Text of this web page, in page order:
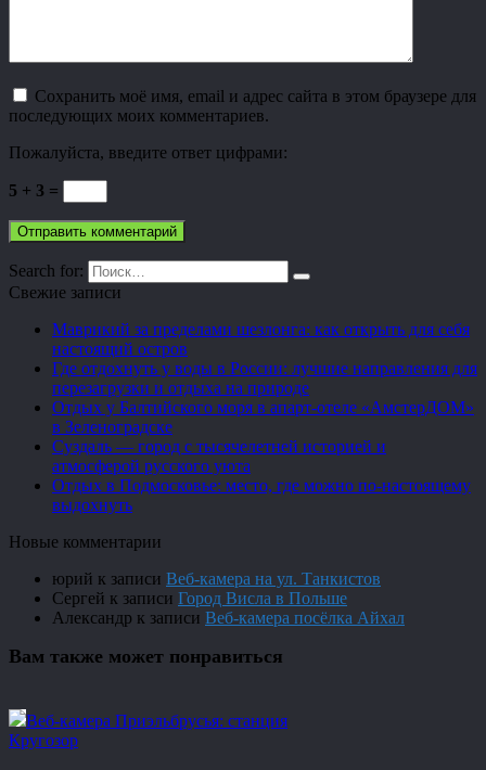
Сохранить моё имя, email и адрес сайта в этом браузере для
последующих моих комментариев.
Пожалуйста, введите ответ цифрами:
5 + 3 =
Search for:
Свежие записи
Маврикий за пределами шезлонга: как открыть для себя
настоящий остров
Где отдохнуть у воды в России: лучшие направления для
перезагрузки и отдыха на природе
Отдых у Балтийского моря в апарт-отеле «АмстерДОМ»
в Зеленоградске
Суздаль — город с тысячелетней историей и
атмосферой русского уюта
Отдых в Подмосковье: место, где можно по-настоящему
выдохнуть
Новые комментарии
юрий к записи Веб-камера на ул. Танкистов
Сергей к записи Город Висла в Польше
Александр к записи Веб-камера посёлка Айхал
Вам также может понравиться
Веб-камера Приэльбрусья: станция
Кругозор